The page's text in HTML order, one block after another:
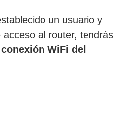
un usuario y
acceso al router, tendrás
WiFi del